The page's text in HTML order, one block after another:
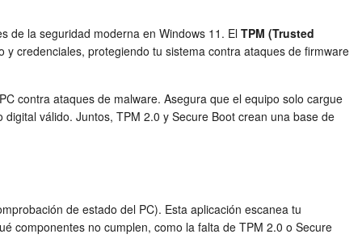
de la seguridad moderna en Windows 11. El TPM (Trusted
credenciales, protegiendo tu sistema contra ataques de firmware
contra ataques de malware. Asegura que el equipo solo cargue
válido. Juntos, TPM 2.0 y Secure Boot crean una base de
de estado del PC). Esta aplicación escanea tu
componentes no cumplen, como la falta de TPM 2.0 o Secure